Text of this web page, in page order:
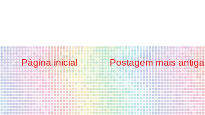
Postagem mais antiga
Página inicial